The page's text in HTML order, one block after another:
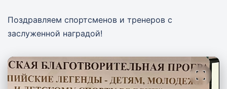
Поздравляем спортсменов и тренеров с
заслуженной наградой!